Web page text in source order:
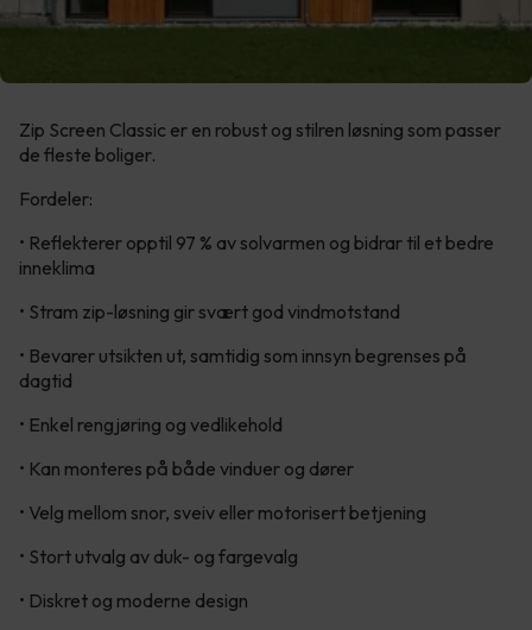
Zip Screen Classic er en robust og stilren løsning som passer
de fleste boliger.
Fordeler:
• Reflekterer opptil 97 % av solvarmen og bidrar til et bedre
inneklima
• Stram zip-løsning gir svært god vindmotstand
• Bevarer utsikten ut, samtidig som innsyn begrenses på
dagtid
• Enkel rengjøring og vedlikehold
• Kan monteres på både vinduer og dører
• Velg mellom snor, sveiv eller motorisert betjening
• Stort utvalg av duk- og fargevalg
• Diskret og moderne design